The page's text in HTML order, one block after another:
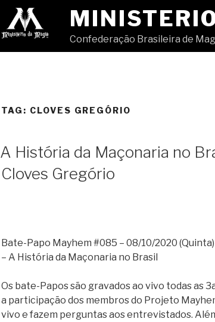
Confederação Brasileira de
TAG: CLOVES GREGÓRIO
A História da Maçonaria no
Cloves Gregório
Bate-Papo Mayhem #085 – 08/10/2020
– A História da Maçonaria no Brasil
Os bate-Papos são gravados ao vivo todas as
a participação dos membros do Projeto
vivo e fazem perguntas aos entrevistados.